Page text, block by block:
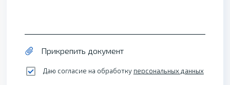
Прикрепить документ
Даю согласие на обработку персональных данных